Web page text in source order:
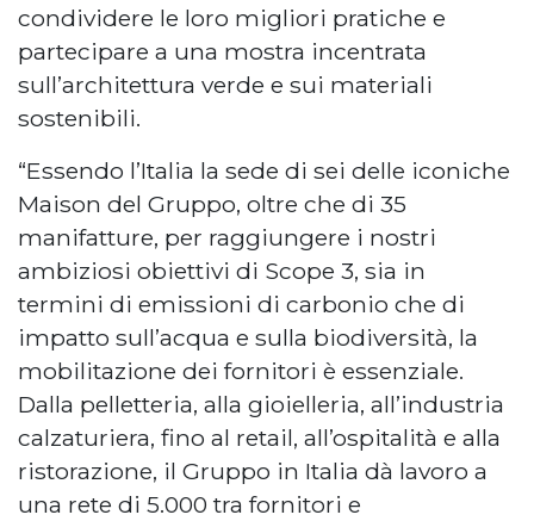
condividere le loro migliori pratiche e
partecipare a una mostra incentrata
sull’architettura verde e sui materiali
sostenibili.
“Essendo l’Italia la sede di sei delle iconiche
Maison del Gruppo, oltre che di 35
manifatture, per raggiungere i nostri
ambiziosi obiettivi di Scope 3, sia in
termini di emissioni di carbonio che di
impatto sull’acqua e sulla biodiversità, la
mobilitazione dei fornitori è essenziale.
Dalla pelletteria, alla gioielleria, all’industria
calzaturiera, fino al retail, all’ospitalità e alla
ristorazione, il Gruppo in Italia dà lavoro a
una rete di 5.000 tra fornitori e